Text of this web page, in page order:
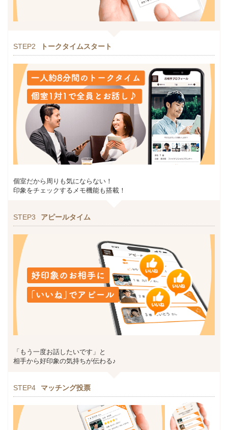
STEP2 トークタイムスタート
個室だから周りも気にならない！
印象をチェックするメモ機能も搭載！
STEP3 アピールタイム
「もう一度お話したいです」と
相手から好印象の気持ちが伝わる♪
STEP4 マッチング投票